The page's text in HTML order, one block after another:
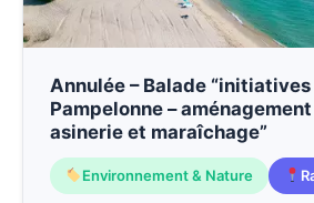
Annulée – Balade
Pampelonne –
asinerie et maraîchage”
Environnement & Nature